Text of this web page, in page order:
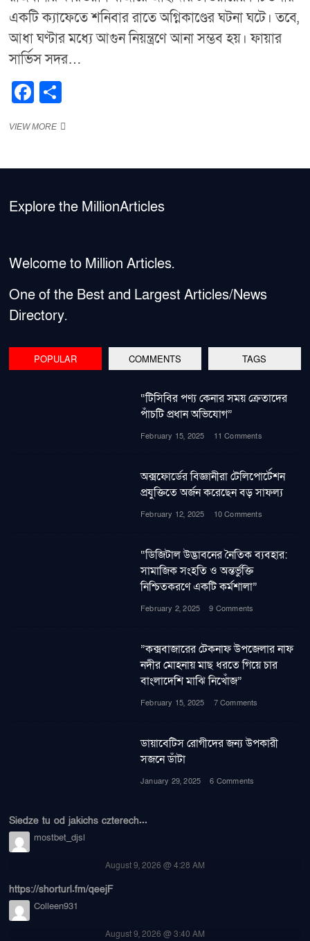
একটি ক্যাফেতে শনিবার রাতে অগ্নিকাণ্ডের ঘটনা ঘটে। তবে,
আধা ঘণ্টার মধ্যে আগুন নিয়ন্ত্রণে আনা সম্ভব হয়। ফায়ার
সার্ভিস সদর…
F
c
o
ar
VIEW MORE“ঢাকার
মিনিটে
নিয়ন্ত্রণে
Explore the MillionArticles
Welcome to Million Articles.
One of the Best and Largest Articles/News
Directory.
POPULAR COMMENTS TAGS
“টিসিবির পণ্য কেনার সময় ক্রেতাদের
পাঁচটি প্রধান অভিযোগ”
February 15, 2025 11 Comments
অক্সফোর্ডের বিজ্ঞানীরা টেলিপোর্টেশন
প্রযুক্তিতে অর্জন করেছেন বড় সাফল্য
February 12, 2025 10 Comments
“ডিজিটাল উদ্ভাবনের নৈতিক ব্যবহার:
সামাজিক সংহতি ও অন্তর্ভুক্তি
নিশ্চিতকরণে একটি কর্মশালা”
February 2, 2025 9 Comments
”কক্সবাজারের টেকনাফ উপজেলার নাফ
নদীর মোহনায় মাছ ধরতে গিয়ে চার
বাংলাদেশি মাঝি নিখোঁজ”
February 15, 2025 7 Comments
ডায়াবেটিস রোগীদের জন্য উপকারী
সজনে ডাঁটা
January 29, 2025 6 Comments
Siedze tu od jakichs czterech...
mostbet_djsl
August 9, 2026 @ 4:28 AM
https://shorturl.fm/qeejF
Colleen931
August 9, 2026 @ 3:40 AM